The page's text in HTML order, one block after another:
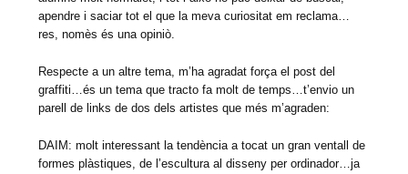
apendre i saciar tot el que la meva curiositat em reclama…
res, nomès és una opiniò.
Respecte a un altre tema, m’ha agradat força el post del
graffiti…és un tema que tracto fa molt de temps…t’envio un
parell de links de dos dels artistes que més m’agraden:
DAIM: molt interessant la tendència a tocat un gran ventall de
formes plàstiques, de l’escultura al disseny per ordinador…ja